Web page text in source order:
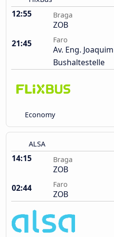
12:55 Braga
ZOB
21:45
Faro
Av. Eng.
Bushaltestelle
Economy
ALSA
14:15 Braga
ZOB
02:44
Faro
ZOB